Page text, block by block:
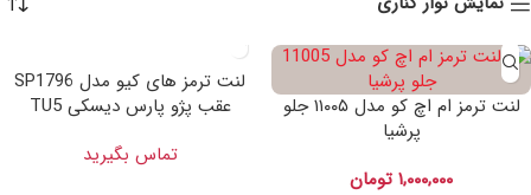
لنت ترمز ام اچ کو مدل ۱۱۰۰۵ جلو
پرشیا
۱,۰۰۰,۰۰۰ تومان
لنت ترمز های کیو مدل SP1796
عقب پژو پارس دیسکی TU5
تماس بگیرید